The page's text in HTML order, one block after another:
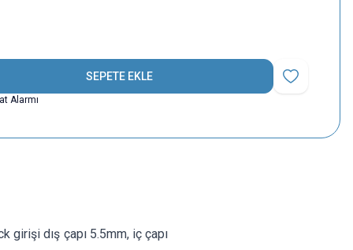
SEPETE EKLE
Favoriye Ekle
Alarmı
girişi dış çapı 5.5mm, iç çapı